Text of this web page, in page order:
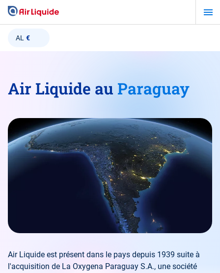
Aller
contenu
AL €
Air Liquide au Paraguay
Air Liquide est présent dans le pays depuis 1939 suite à
l'acquisition de La Oxygena Paraguay S.A., une société